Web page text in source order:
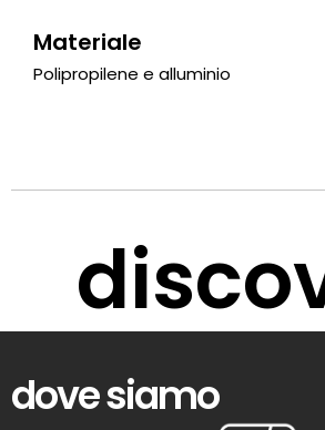
Materiale
Polipropilene e alluminio
dove siamo